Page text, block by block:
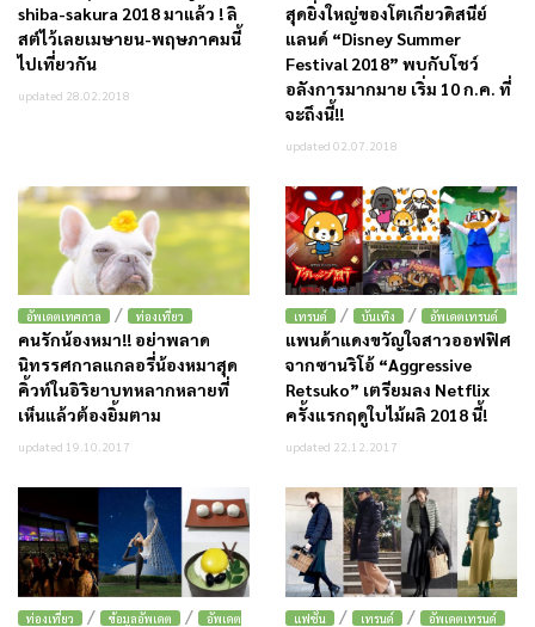
shiba-sakura 2018 มาแล้ว ! ลิ
สต์ไว้เลยเมษายน-พฤษภาคมนี้
ไปเที่ยวกัน
updated 28.02.2018
สุดยิ่งใหญ่ของโตเกียวดิสนีย์
แลนด์ “Disney Summer
Festival 2018” พบกับโชว์
อลังการมากมาย เริ่ม 10 ก.ค. ที่
จะถึงนี้!!
updated 02.07.2018
อัพเดตเทศกาล / ท่องเที่ยว
คนรักน้องหมา!! อย่าพลาด
นิทรรศกาลแกลอรี่น้องหมาสุด
คิ้วท์ในอิริยาบทหลากหลายที่
เห็นแล้วต้องยิ้มตาม
updated 19.10.2017
เทรนด์ / บันเทิง / อัพเดตเทรนด์
แพนด้าแดงขวัญใจสาวออฟฟิศ
จากซานริโอ้ “Aggressive
Retsuko” เตรียมลง Netflix
ครั้งแรกฤดูใบไม้ผลิ 2018 นี้!
updated 22.12.2017
ท่องเที่ยว / ข้อมูลอัพเดต / อัพเดต แฟชั่น / เทรนด์ / อัพเดตเทรนด์